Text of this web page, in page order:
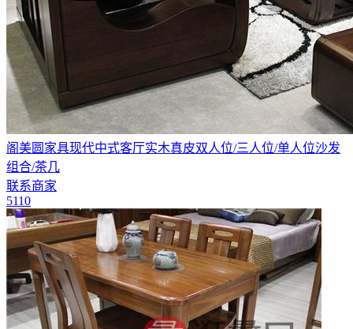
阁美圆家具现代中式客厅实木真皮双人位/三人位/单人位沙发
组合/茶几
联系商家
5110